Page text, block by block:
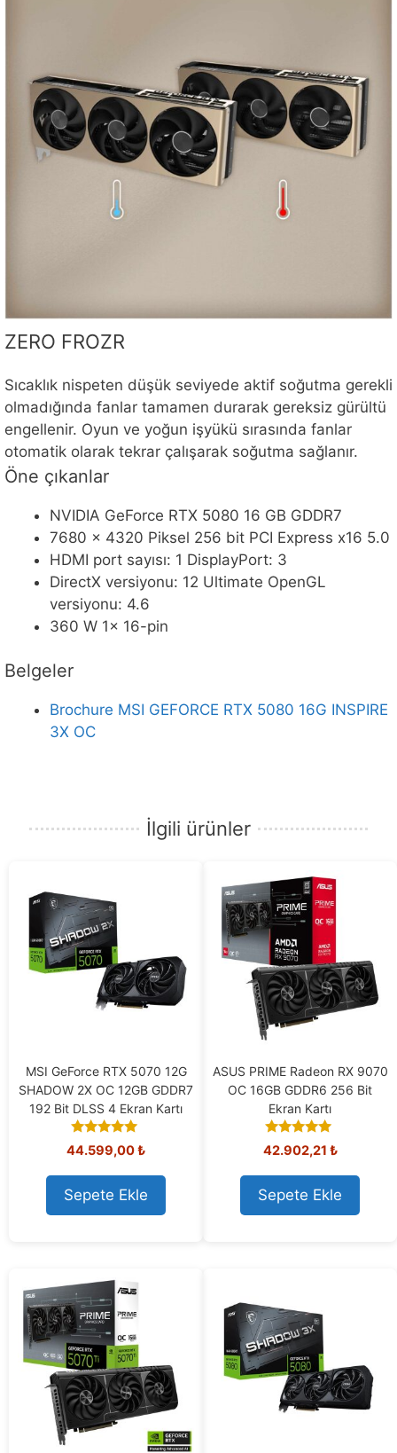
ZERO FROZR
Sıcaklık nispeten düşük seviyede aktif soğutma gerekli
olmadığında fanlar tamamen durarak gereksiz gürültü
engellenir. Oyun ve yoğun işyükü sırasında fanlar
otomatik olarak tekrar çalışarak soğutma sağlanır.
Öne çıkanlar
NVIDIA GeForce RTX 5080 16 GB GDDR7
7680 x 4320 Piksel 256 bit PCI Express x16 5.0
HDMI port sayısı: 1 DisplayPort: 3
DirectX versiyonu: 12 Ultimate OpenGL
versiyonu: 4.6
360 W 1x 16-pin
Belgeler
Brochure MSI GEFORCE RTX 5080 16G INSPIRE
3X OC
İlgili ürünler
MSI GeForce RTX 5070 12G
SHADOW 2X OC 12GB GDDR7
192 Bit DLSS 4 Ekran Kartı
5.00
out of 5
44.599,00₺
Sepete Ekle
ASUS PRIME Radeon RX 9070
OC 16GB GDDR6 256 Bit
Ekran Kartı
5.00
out of 5
42.902,21 ₺
Sepete Ekle